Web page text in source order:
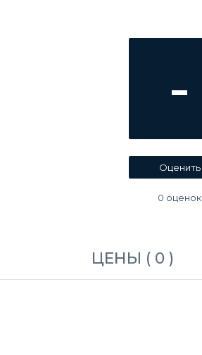
-
0 оценок
ЦЕНЫ ( 0 )